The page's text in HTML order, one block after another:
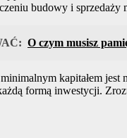
budowy i sprzedaży
O czym musisz
kapitałem
formą inwestycji.